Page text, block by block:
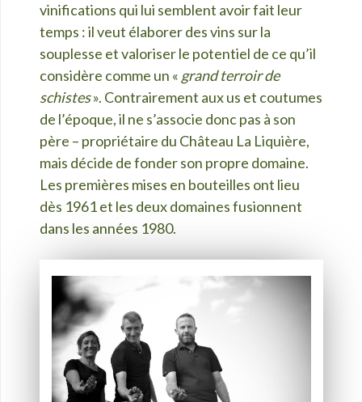
vinifications qui lui semblent avoir fait leur
temps : il veut élaborer des vins sur la
souplesse et valoriser le potentiel de ce qu’il
considère comme un « grand terroir de
schistes». Contrairement aux us et coutumes
de l’époque, il ne s’associe donc pas à son
père – propriétaire du Château La Liquière,
mais décide de fonder son propre domaine.
Les premières mises en bouteilles ont lieu
dès 1961 et les deux domaines fusionnent
dans les années 1980.